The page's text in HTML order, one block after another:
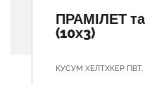
ПРАМІЛЕТ
(10х3)
КУСУМ ХЕЛТХКЕР ПВТ.